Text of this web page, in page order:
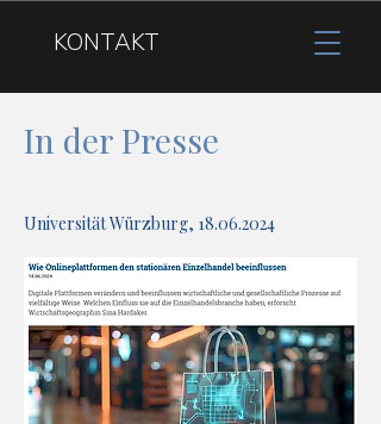
KONTAKT
In der Presse
Universität Würzburg, 18.06.2024